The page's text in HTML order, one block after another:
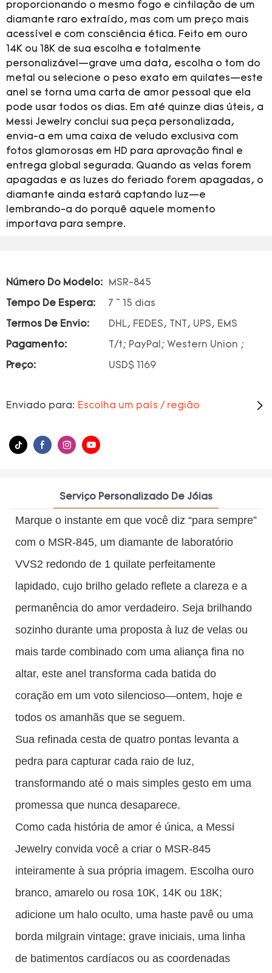
proporcionando o mesmo fogo e cintilação de um
diamante raro extraído, mas com um preço mais
acessível e com consciência ética. Feito em ouro
14K ou 18K de sua escolha e totalmente
personalizável—grave uma data, escolha o tom do
metal ou selecione o peso exato em quilates—este
anel se torna uma carta de amor pessoal que ela
pode usar todos os dias. Em até quinze dias úteis, a
Messi Jewelry conclui sua peça personalizada,
envia-a em uma caixa de veludo exclusiva com
fotos glamorosas em HD para aprovação final e
entrega global segurada. Quando as velas forem
apagadas e as luzes do feriado forem apagadas, o
diamante ainda estará captando luz—e
lembrando-a do porquê aquele momento
importava para sempre.
Número Do Modelo: MSR-845
Tempo De Espera: 7 ~ 15 dias
Termos De Envio: DHL, FEDES, TNT, UPS, EMS
Pagamento: T/t; PayPal; Western Union ;
Preço: USD$ 1169
Enviado para: Escolha um país / região
Serviço Personalizado De Jóias
Marque o instante em que você diz “para sempre”
com o MSR-845, um diamante de laboratório
VVS2 redondo de 1 quilate perfeitamente
lapidado, cujo brilho gelado reflete a clareza e a
permanência do amor verdadeiro. Seja brilhando
sozinho durante uma proposta à luz de velas ou
mais tarde combinado com uma aliança fina no
altar, este anel transforma cada batida do
coração em um voto silencioso—ontem, hoje e
todos os amanhãs que se seguem.
Sua refinada cesta de quatro pontas levanta a
pedra para capturar cada raio de luz,
transformando até o mais simples gesto em uma
promessa que nunca desaparece.
Como cada história de amor é única, a Messi
Jewelry convida você a criar o MSR-845
inteiramente à sua própria imagem. Escolha ouro
branco, amarelo ou rosa 10K, 14K ou 18K;
adicione um halo oculto, uma haste pavê ou uma
borda milgrain vintage; grave iniciais, uma linha
de batimentos cardíacos ou as coordenadas